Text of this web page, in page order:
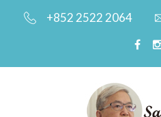
+852 2522 2064